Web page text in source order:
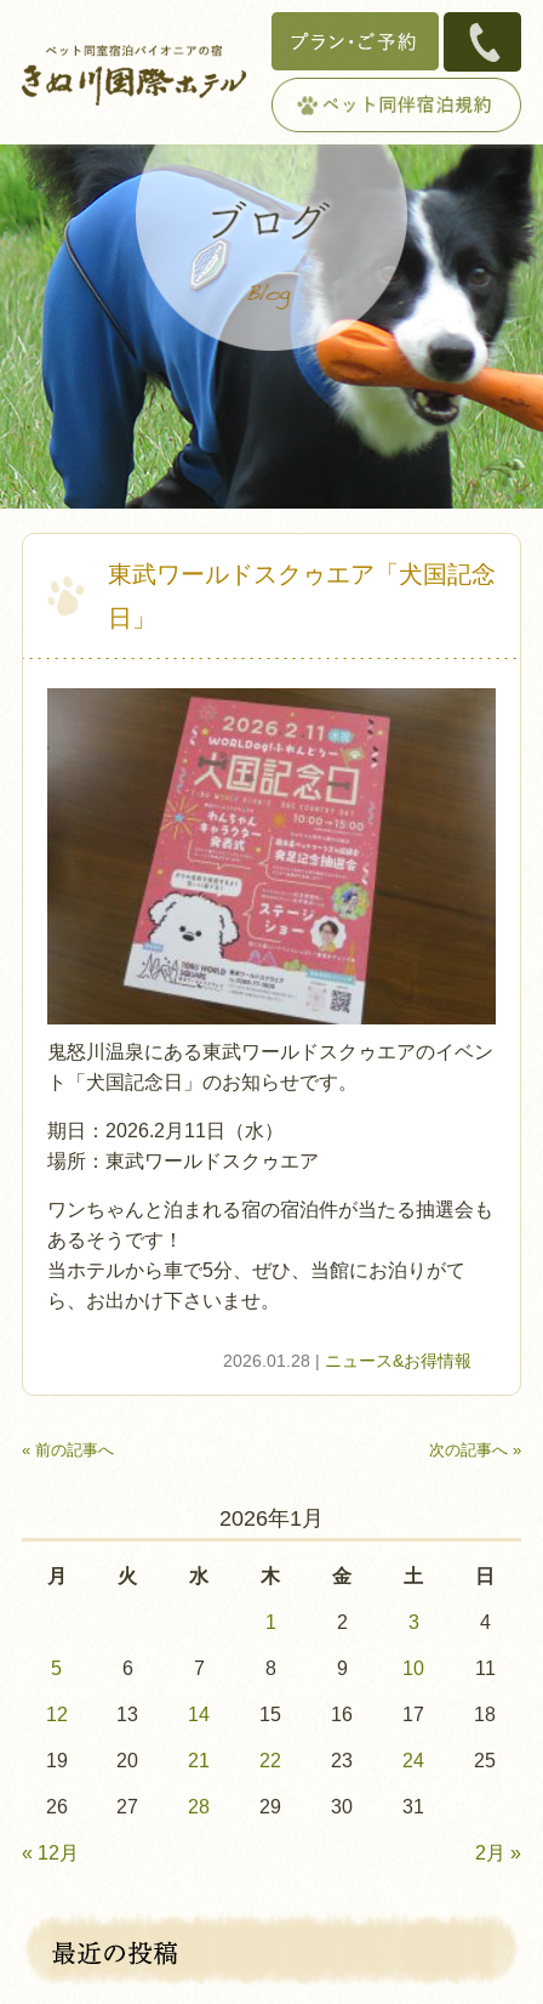
東武ワールドスクゥエア「犬国記念
日」
鬼怒川温泉にある東武ワールドスクゥエアのイベン
ト「犬国記念日」のお知らせです。
期日：2026.2月11日（水）
場所：東武ワールドスクゥエア
ワンちゃんと泊まれる宿の宿泊件が当たる抽選会も
あるそうです！
当ホテルから車で5分、ぜひ、当館にお泊りがて
ら、お出かけ下さいませ。
2026.01.28 | ニュース&お得情報
« 前の記事へ 次の記事へ »
2026年1月
月 火 水 木 金 土 日
« 12月 2月 »
1 2 3 4
5 6 7 8 9 10 11
12 13 14 15 16 17 18
19 20 21 22 23 24 25
26 27 28 29 30 31